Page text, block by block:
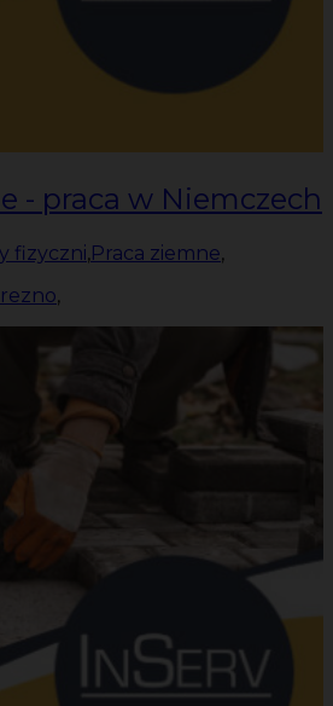
- praca w Niemczech
fizyczni,Praca ziemne,
,